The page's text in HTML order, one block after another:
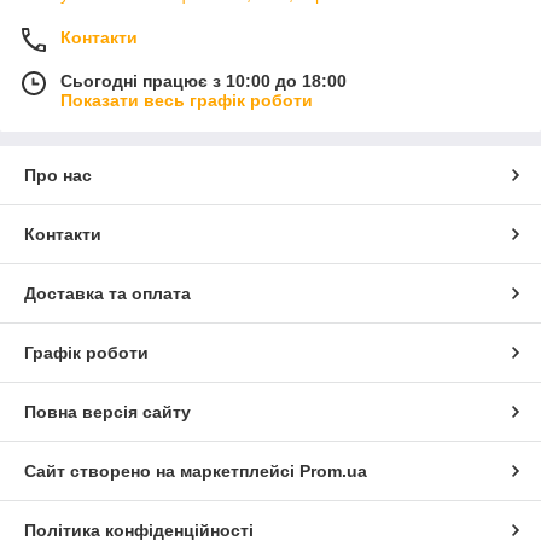
Контакти
Сьогодні працює з 10:00 до 18:00
Показати весь графік роботи
Про нас
Контакти
Доставка та оплата
Графік роботи
Повна версія сайту
Сайт створено на маркетплейсі Prom.ua
Політика конфіденційності